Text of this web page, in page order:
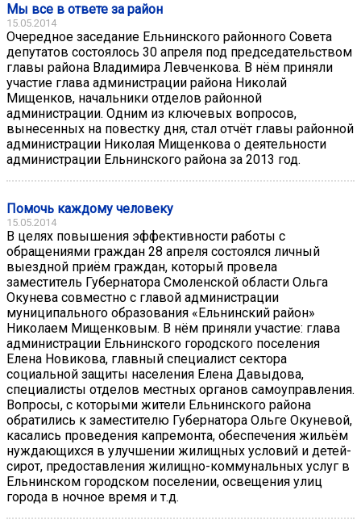
Мы все в ответе за район
15.05.2014
Очередное заседание Ельнинского районного Совета
депутатов состоялось 30 апреля под председательством
главы района Владимира Левченкова. В нём приняли
участие глава администрации района Николай
Мищенков, начальники отделов районной
администрации. Одним из ключевых вопросов,
вынесенных на повестку дня, стал отчёт главы районной
администрации Николая Мищенкова о деятельности
администрации Ельнинского района за 2013 год.
Помочь каждому человеку
15.05.2014
В целях повышения эффективности работы с
обращениями граждан 28 апреля состоялся личный
выездной приём граждан, который провела
заместитель Губернатора Смоленской области Ольга
Окунева совместно с главой администрации
муниципального образования «Ельнинский район»
Николаем Мищенковым. В нём приняли участие: глава
администрации Ельнинского городского поселения
Елена Новикова, главный специалист сектора
социальной защиты населения Елена Давыдова,
специалисты отделов местных органов самоуправления.
Вопросы, с которыми жители Ельнинского района
обратились к заместителю Губернатора Ольге Окуневой,
касались проведения капремонта, обеспечения жильём
нуждающихся в улучшении жилищных условий и детей-
сирот, предоставления жилищно-коммунальных услуг в
Ельнинском городском поселении, освещения улиц
города в ночное время и т.д.